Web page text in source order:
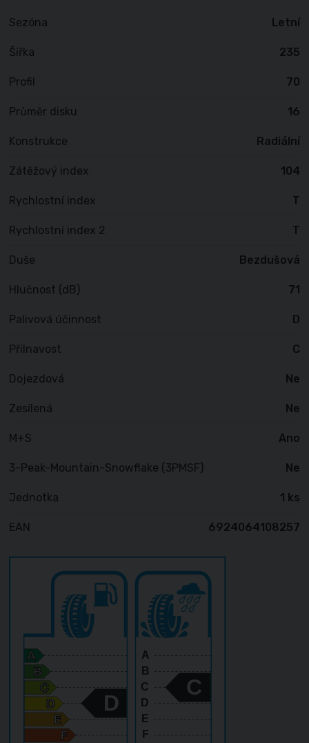
Sezóna Letní
Šířka 235
Profil 70
Průměr disku 16
Konstrukce Radiální
Zátěžový index 104
Rychlostní index T
Rychlostní index 2 T
Duše Bezdušová
Hlučnost (dB) 71
Palivová účinnost D
Přilnavost C
Dojezdová Ne
Zesílená Ne
M+S Ano
3-Peak-Mountain-Snowflake (3PMSF) Ne
Jednotka 1 ks
EAN 6924064108257
A
B
C
D
E
F
D
C